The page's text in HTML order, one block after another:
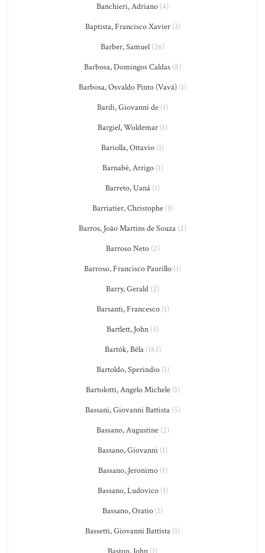
Banchieri, Adriano (4)
Baptista, Francisco Xavier(3)
Barber, Samuel (26)
Barbosa, Domingos Caldas (8)
Barbosa, Osvaldo Pinto (Vavá) (1)
Bardi, Giovanni de (1)
Bargiel, Woldemar (1)
Bariolla, Ottavio (1)
Barnabé, Arrigo(1)
Barreto, Uaná (1)
Barriatier, Christophe (1)
Barros, João Martins de Souza (2)
Barroso Neto(2)
Barroso, Francisco Paurillo (1)
Barry, Gerald (2)
Barsanti, Francesco(1)
Bartlett, John (3)
Bartók, Béla(183)
Bartoldo, Sperindio(1)
Bartolotti, Angelo Michele(1)
Bassani, Giovanni Battista(5)
Bassano, Augustine(2)
Bassano, Giovanni (1)
Bassano, Jeronimo(1)
Bassano, Ludovico(1)
Bassano, Oratio (1)
Bassetti, Giovanni Battista (1)